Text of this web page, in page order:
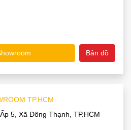
Bản đồ
TP.HCM
5, Xã Đông Thạnh, TP.HCM